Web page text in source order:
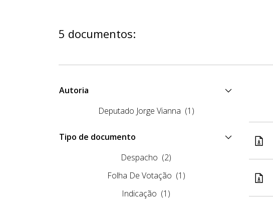
5 documentos:
Autoria
Deputado Jorge Vianna (1)
Tipo de documento
Despacho (2)
Folha De Votação (1)
Indicação (1)